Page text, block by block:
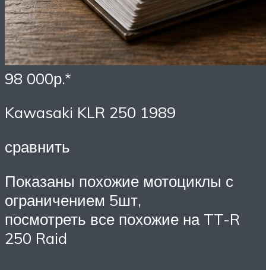
98 000р.*
Kawasaki KLR 250 1989
сравнить
Показаны похожие мотоциклы с
ограничением 5шт,
посмотреть все похожие на TT-R
250 Raid